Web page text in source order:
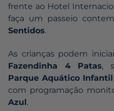
frente ao Hotel
faça um passeio
Sentidos.
As crianças podem
Fazendinha 4 Patas,
Parque Aquático Infantil
com programação
Azul .